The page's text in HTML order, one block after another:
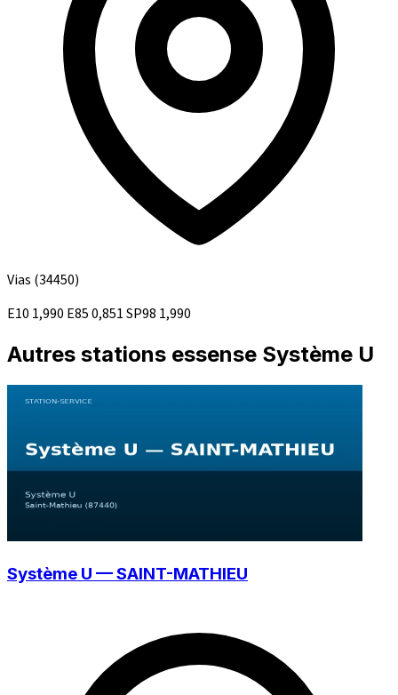
Vias (34450)
E10 1,990 E850,851SP98 1,990
Autres stations essense Système U
Système U — SAINT-MATHIEU